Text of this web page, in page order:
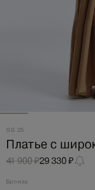
SS 25
Платье с
41 900 ₽29 330 ₽
Бронза